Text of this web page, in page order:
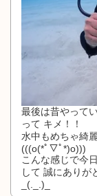
最後は昔やって
って キメ！！
水中もめちゃ綺
(((o(*ﾟ▽ﾟ*)o)))
こんな感じで今
して 誠にありが
_(._.)_